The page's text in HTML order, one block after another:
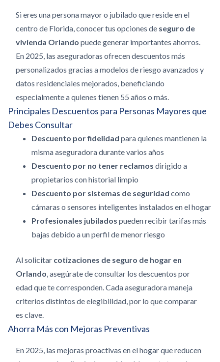
Si eres una persona mayor o jubilado que reside en el
centro de Florida, conocer tus opciones de seguro de
vivienda Orlando puede generar importantes ahorros.
En 2025, las aseguradoras ofrecen descuentos más
personalizados gracias a modelos de riesgo avanzados y
datos residenciales mejorados, beneficiando
especialmente a quienes tienen 55 años o más.
Principales Descuentos para Personas Mayores que
Debes Consultar
Descuento por fidelidad para quienes mantienen la
misma aseguradora durante varios años
Descuento por no tener reclamos dirigido a
propietarios con historial limpio
Descuento por sistemas de seguridad como
cámaras o sensores inteligentes instalados en el hogar
Profesionales jubilados pueden recibir tarifas más
bajas debido a un perfil de menor riesgo
Al solicitar cotizaciones de seguro de hogar en
Orlando, asegúrate de consultar los descuentos por
edad que te corresponden. Cada aseguradora maneja
criterios distintos de elegibilidad, por lo que comparar
es clave.
Ahorra Más con Mejoras Preventivas
En 2025, las mejoras proactivas en el hogar que reducen